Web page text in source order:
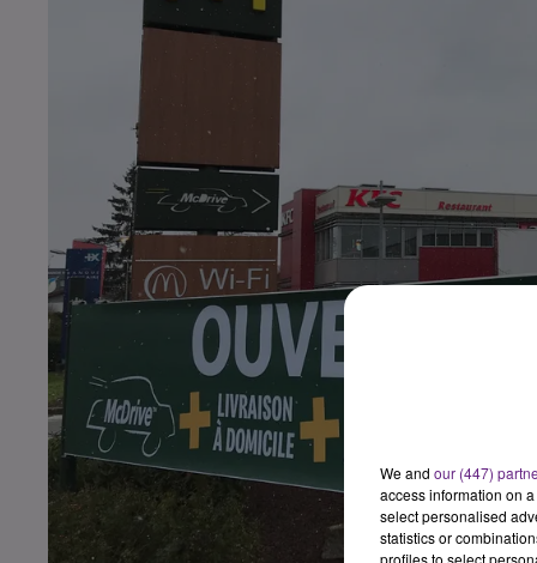
We and our (447)
access information on
select personalised
statistics or
profiles to select